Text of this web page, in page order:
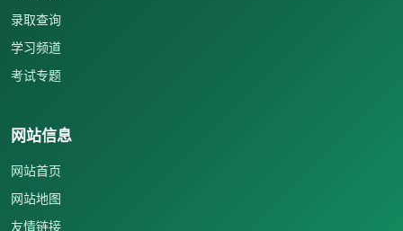
录取查询
学习频道
考试专题
网站信息
网站首页
网站地图
友情链接